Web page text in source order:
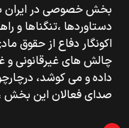
بخش خصوصی‌‌ در ایران
دستاوردها ،تنگناها و
اکونگار دفاع از حقوق
چالش های غیرقانونی و
داده و می کوشد،
صدای فعالان این بخش